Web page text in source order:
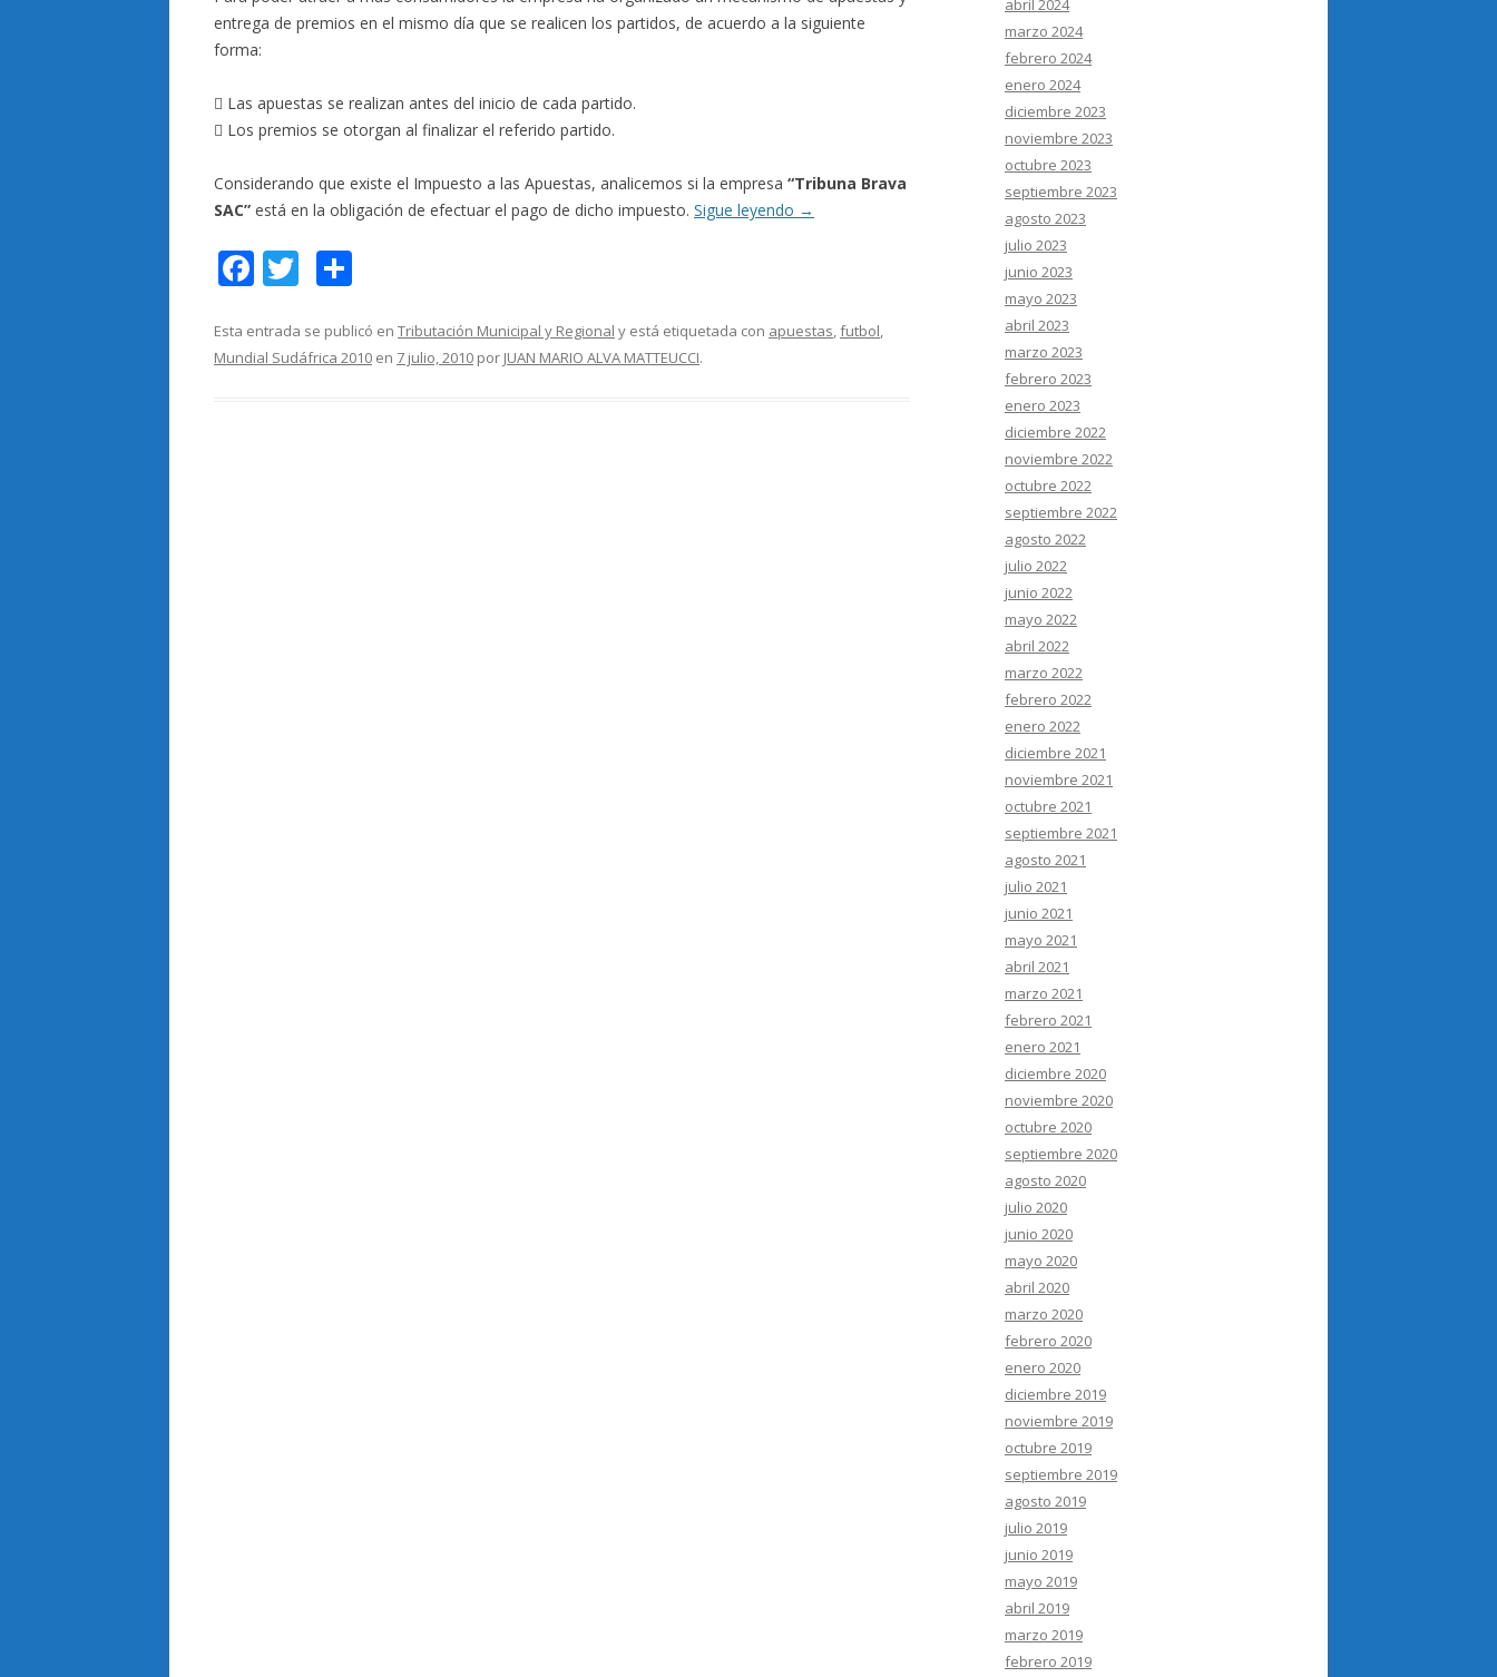
entrega de premios en el mismo día que se realicen los partidos, de acuerdo a la siguiente
forma:
 Las apuestas se realizan antes del inicio de cada partido.
 Los premios se otorgan al finalizar el referido partido.
Considerando que existe el Impuesto a las Apuestas, analicemos si la empresa “Tribuna Brava
SAC” está en la obligación de efectuar el pago de dicho impuesto. Sigue leyendo →
F
e
b
T
itt
er
m
p
Esta entrada se publicó en Tributación Municipal y Regional y está etiquetada con apuestas,futbol,
Mundial Sudáfrica 2010 en 7 julio, 2010 por JUAN MARIO ALVA MATTEUCCI.
abril 2024
marzo 2024
febrero 2024
enero 2024
diciembre 2023
noviembre 2023
octubre 2023
septiembre 2023
agosto 2023
julio 2023
junio 2023
mayo 2023
abril 2023
marzo 2023
febrero 2023
enero 2023
diciembre 2022
noviembre 2022
octubre 2022
septiembre 2022
agosto 2022
julio 2022
junio 2022
mayo 2022
abril 2022
marzo 2022
febrero 2022
enero 2022
diciembre 2021
noviembre 2021
octubre 2021
septiembre 2021
agosto 2021
julio 2021
junio 2021
mayo 2021
abril 2021
marzo 2021
febrero 2021
enero 2021
diciembre 2020
noviembre 2020
octubre 2020
septiembre 2020
agosto 2020
julio 2020
junio 2020
mayo 2020
abril 2020
marzo 2020
febrero 2020
enero 2020
diciembre 2019
noviembre 2019
octubre 2019
septiembre 2019
agosto 2019
julio 2019
junio 2019
mayo 2019
abril 2019
marzo 2019
febrero 2019